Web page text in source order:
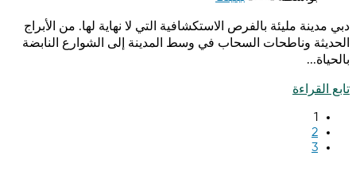
دبي مدينة مليئة بالفرص الاستكشافية التي لا نهاية لها. من الأبراج
الحديثة وناطحات السحاب في وسط المدينة إلى الشوارع النابضة
بالحياة...
تابع القراءة
1
2
3